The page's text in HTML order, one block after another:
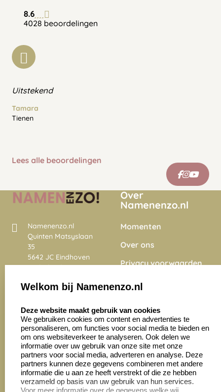
8.6
4028 beoordelingen
Uitstekend
Tamara
Tienen
Lees alle beoordelingen
Namenenzo.nl
Quinten Matsyslaan
35
5642 JC Eindhoven
Nederland
4028 beoordelingen
Over
Namenenzo.nl
Momenten
Over ons
Privacy voorwaarden
Onze vacatures
Zakelijk:
Aanvraag op maat
Cadeaubonnen
Klantenservice:
Contact opnemen
Veelgestelde vragen
Welkom bij Namenenzo.nl
Deze website maakt gebruik van cookies
We gebruiken cookies om content en advertenties te
personaliseren, om functies voor social media te bieden en
om ons websiteverkeer te analyseren. Ook delen we
informatie over uw gebruik van onze site met onze
partners voor social media, adverteren en analyse. Deze
partners kunnen deze gegevens combineren met andere
informatie die u aan ze heeft verstrekt of die ze hebben
verzameld op basis van uw gebruik van hun services.
Voor meer informatie over de gegevens welke wij